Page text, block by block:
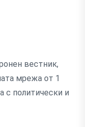
вестник,
мрежа от 1
с политически и